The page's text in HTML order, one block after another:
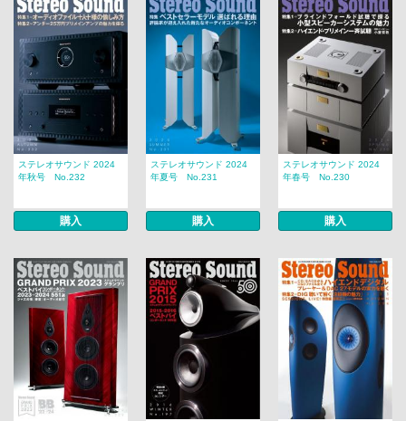
ステレオサウンド 2024
年秋号 No.232
購入
ステレオサウンド 2024
年夏号 No.231
購入
ステレオサウンド 2024
年春号 No.230
購入